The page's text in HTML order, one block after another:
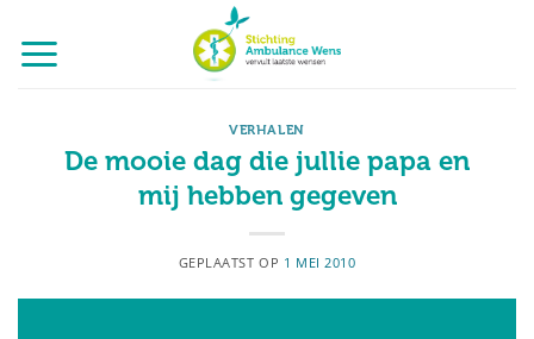
naar
inhoud
VERHALEN
De mooie dag die jullie papa en
mij hebben gegeven
GEPLAATST OP 1 MEI 2010